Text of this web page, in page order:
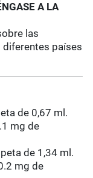
A LA
las
países
de 0,67 ml.
mg de
de 1,34 ml.
mg de